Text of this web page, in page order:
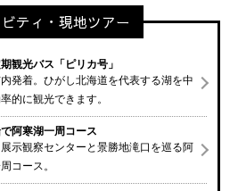
ティ・現地ツアー
観光バス「ピリカ号」
発着。ひがし北海道を代表する湖を中
的に観光できます。
阿寒湖一周コース
展示観察センターと景勝地滝口を巡る阿
コース。